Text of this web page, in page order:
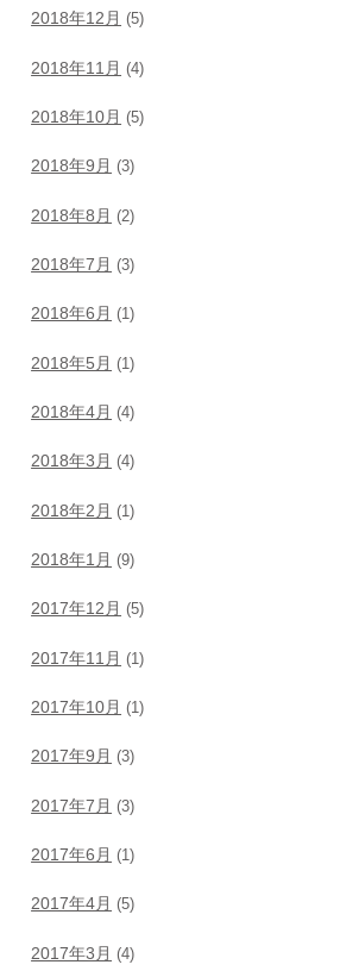
2018年12月 (5)
2018年11月 (4)
2018年10月 (5)
2018年9月 (3)
2018年8月 (2)
2018年7月 (3)
2018年6月 (1)
2018年5月 (1)
2018年4月 (4)
2018年3月 (4)
2018年2月 (1)
2018年1月 (9)
2017年12月 (5)
2017年11月 (1)
2017年10月 (1)
2017年9月 (3)
2017年7月 (3)
2017年6月 (1)
2017年4月 (5)
2017年3月 (4)